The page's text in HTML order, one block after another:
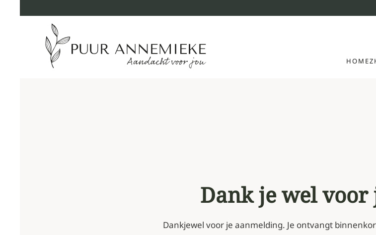
Skip to main content
HOME
Dank je wel
Dankjewel voor je aanmelding. Je ontvangt